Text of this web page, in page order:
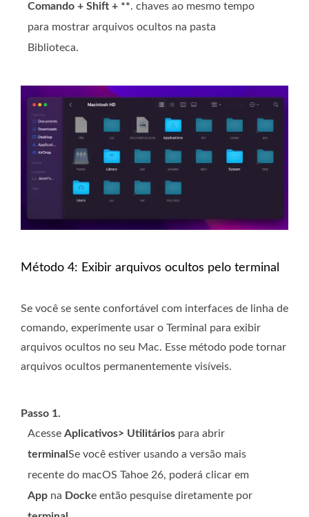
Comando + Shift + **. chaves ao mesmo tempo
para mostrar arquivos ocultos na pasta
Biblioteca.
Método 4: Exibir arquivos ocultos pelo terminal
Se você se sente confortável com interfaces de linha de
comando, experimente usar o Terminal para exibir
arquivos ocultos no seu Mac. Esse método pode tornar
arquivos ocultos permanentemente visíveis.
Passo 1.
Acesse Aplicativos> Utilitários para abrir
terminal Se você estiver usando a versão mais
recente do macOS Tahoe 26, poderá clicar em
App na Docke então pesquise diretamente por